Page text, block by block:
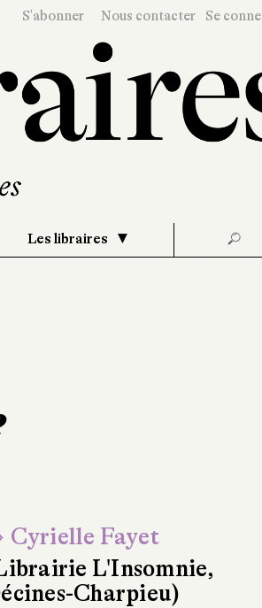
S'abonner Nous contacter Se
Les libraires 🔎
Cyrielle Fayet
L'Insomnie,
Charpieu)